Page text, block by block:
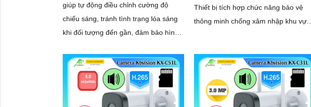
giúp tự động điều chỉnh cường độ
chiếu sáng, tránh tình trạng lóa sáng
khi đối tượng đến gần, đảm bảo hình
đó, công nghệ giảm nhiễu 3DNR và
chống ngược sáng DWDR giúp
camera tái tạo màu sắc chính xác và
rõ ràng trong mọi điều kiện ánh sáng
Thiết bị tích hợp chức năng bảo vệ
thông minh chống xâm nhập khu vực